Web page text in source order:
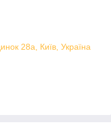
28а, Київ, Україна